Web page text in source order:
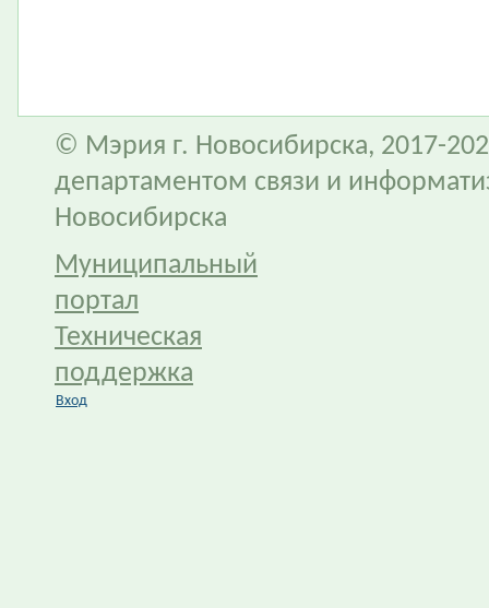
© Мэрия г. Новосибирска, 2017-
департаментом связи и
Новосибирска
Муниципальный
портал
Техническая
поддержка
Вход